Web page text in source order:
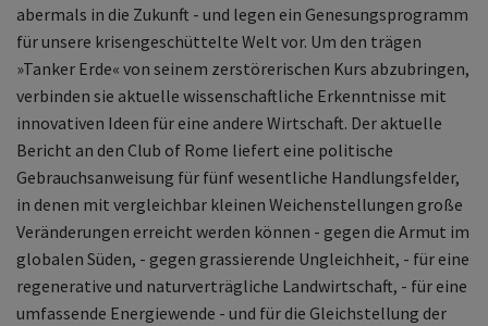
abermals in die Zukunft - und legen ein Genesungsprogramm
für unsere krisengeschüttelte Welt vor. Um den trägen
»Tanker Erde« von seinem zerstörerischen Kurs abzubringen,
verbinden sie aktuelle wissenschaftliche Erkenntnisse mit
innovativen Ideen für eine andere Wirtschaft. Der aktuelle
Bericht an den Club of Rome liefert eine politische
Gebrauchsanweisung für fünf wesentliche Handlungsfelder,
in denen mit vergleichbar kleinen Weichenstellungen große
Veränderungen erreicht werden können - gegen die Armut im
globalen Süden, - gegen grassierende Ungleichheit, - für eine
regenerative und naturverträgliche Landwirtschaft, - für eine
umfassende Energiewende - und für die Gleichstellung der